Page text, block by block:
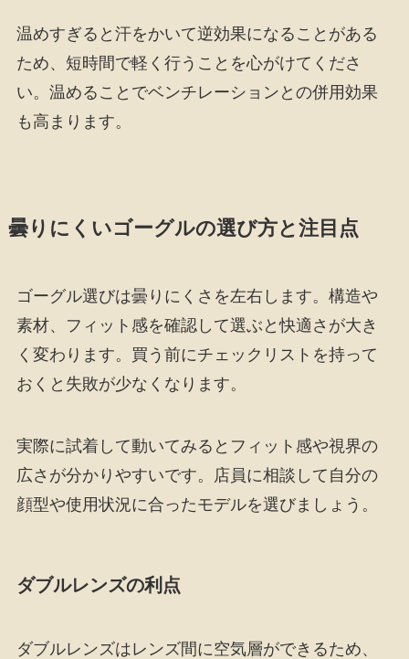
温めすぎると汗をかいて逆効果になることがある
ため、短時間で軽く行うことを心がけてくださ
い。温めることでベンチレーションとの併用効果
も高まります。
曇りにくいゴーグルの選び方と注目点
ゴーグル選びは曇りにくさを左右します。構造や
素材、フィット感を確認して選ぶと快適さが大き
く変わります。買う前にチェックリストを持って
おくと失敗が少なくなります。
実際に試着して動いてみるとフィット感や視界の
広さが分かりやすいです。店員に相談して自分の
顔型や使用状況に合ったモデルを選びましょう。
ダブルレンズの利点
ダブルレンズはレンズ間に空気層ができるため、